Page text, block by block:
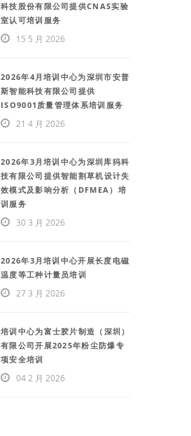
科技股份有限公司提供CNAS实验
室认可培训服务
15 5 月 2026
2026年4月培训中心为深圳市安普
斯智能科技有限公司提供
ISO9001质量管理体系培训服务
21 4 月 2026
2026年3月培训中心为深圳库犸科
技有限公司提供智能割草机设计失
效模式及影响分析（DFMEA）培
训服务
30 3 月 2026
2026年3月培训中心开展长度电磁
温度等工种计量员培训
27 3 月 2026
培训中心为富士胶片制造（深圳）
有限公司开展2025年粉尘防爆专
项安全培训
04 2 月 2026